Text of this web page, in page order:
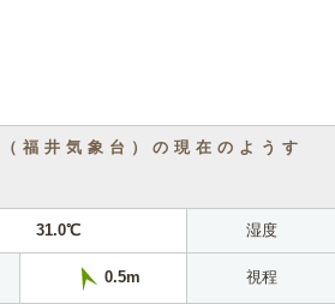
福井気象台）の現在のようす
31.0℃ 湿度
0.5m 視程